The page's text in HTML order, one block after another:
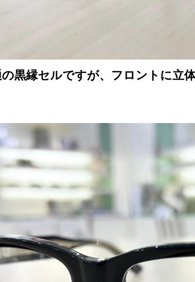
黒縁セルですが、フロントに立